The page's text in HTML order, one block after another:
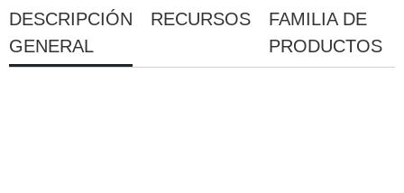
DESCRIPCIÓN
GENERAL
RECURSOS
FAMILIA DE
PRODUCTOS